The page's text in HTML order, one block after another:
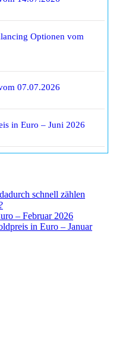
Optionen vom
07.07.2026
in Euro – Juni 2026
schnell zählen
– Februar 2026
in Euro – Januar